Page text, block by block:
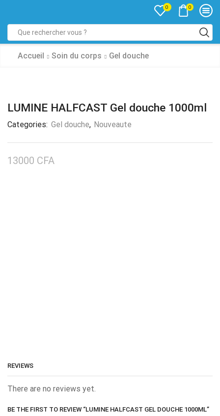
0 0
Accueil Soin du corps Gel douche
LUMINE HALFCAST Gel douche 1000ml
Categories: Gel douche, Nouveaute
13000 CFA
REVIEWS
There are no reviews yet.
BE THE FIRST TO REVIEW “LUMINE HALFCAST GEL DOUCHE 1000ML”